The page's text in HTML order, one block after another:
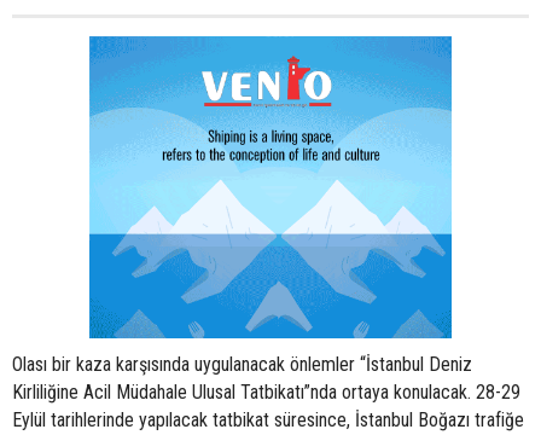
Olası bir kaza karşısında uygulanacak önlemler “İstanbul Deniz
Kirliliğine Acil Müdahale Ulusal Tatbikatı”nda ortaya konulacak. 28-29
Eylül tarihlerinde yapılacak tatbikat süresince, İstanbul Boğazı trafiğe